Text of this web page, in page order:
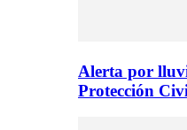
Alerta por
Protección